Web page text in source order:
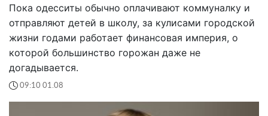
Пока одесситы обычно оплачивают коммуналку и
отправляют детей в школу, за кулисами городской
жизни годами работает финансовая империя, о
которой большинство горожан даже не
догадывается.
09:10 01.08